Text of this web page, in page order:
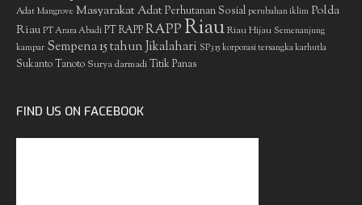
Adat Mangrove Masyarakat AdatPerhutanan Sosial perubahan iklim Polda
Riau PT Arara Abadi PT RAPPRAPPRiauRiau Hijau Semenanjung
kampar Sempena 15 tahun Jikalahari SP3 15 korporasi tersangka karhutla
Sukanto Tanoto Surya darmadiTitik Panas
FIND US ON FACEBOOK